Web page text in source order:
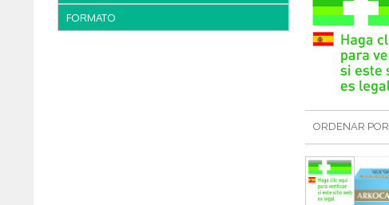
FORMATO
ORDENAR POR